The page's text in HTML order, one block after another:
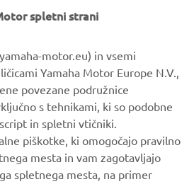
VEČ O TEM
spletni strani
motor.eu) in vsemi
Yamaha Motor Europe N.V.,
povezane podružnice
s tehnikami, ki so podobne
in spletni vtičniki.
piškotke, ki omogočajo pravilno
mesta in vam zagotavljajo
spletnega mesta, na primer